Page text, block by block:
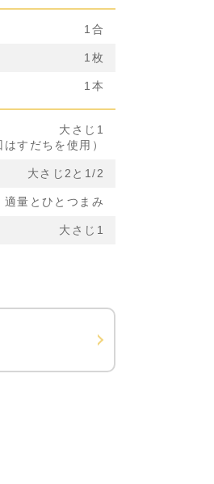
1合
1枚
1本
大さじ1
はすだちを使用）
大さじ2と1/2
適量とひとつまみ
大さじ1